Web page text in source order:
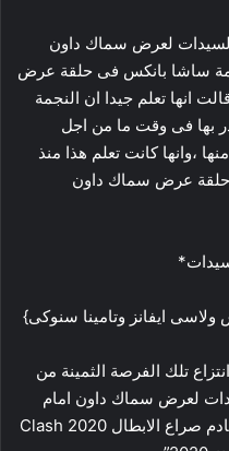
لعرض سماك داون
ساشا بانكس فى حلقة عرض
انها تعلم جيدا ان النجمة
بها فى وقت ما من اجل
،وانها كانت تعلم هذا منذ
حلقة عرض سماك داون
ايفانز وتامينا سنوكى}
تلك الفرصة الثمينة من
لعرض سماك داون امام
النجمة بايلى فى المهرجان الكبير القادم صراع الابطال 2020 Clash